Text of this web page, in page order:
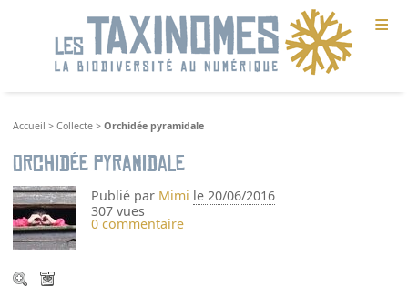
≡
Accueil >Collecte >Orchidée pyramidale
Orchidée pyramidale
Publié par Mimi le 20/06/2016
307 vues
0 commentaire